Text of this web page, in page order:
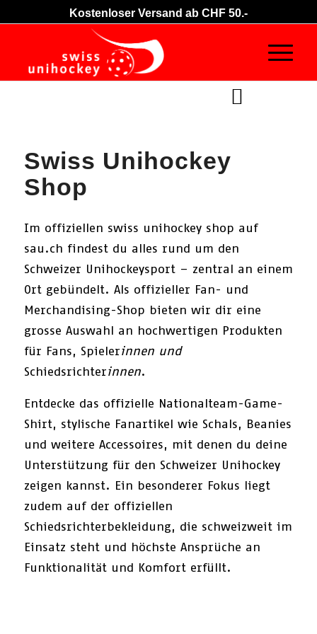
Kostenloser Versand ab CHF 50.-
Swiss Unihockey
Shop
Im offiziellen swiss unihockey shop auf
sau.ch findest du alles rund um den
Schweizer Unihockeysport – zentral an einem
Ort gebündelt. Als offizieller Fan- und
Merchandising-Shop bieten wir dir eine
grosse Auswahl an hochwertigen Produkten
für Fans, Spielerinnen und
Schiedsrichterinnen.
Entdecke das offizielle Nationalteam-Game-
Shirt, stylische Fanartikel wie Schals, Beanies
und weitere Accessoires, mit denen du deine
Unterstützung für den Schweizer Unihockey
zeigen kannst. Ein besonderer Fokus liegt
zudem auf der offiziellen
Schiedsrichterbekleidung, die schweizweit im
Einsatz steht und höchste Ansprüche an
Funktionalität und Komfort erfüllt.